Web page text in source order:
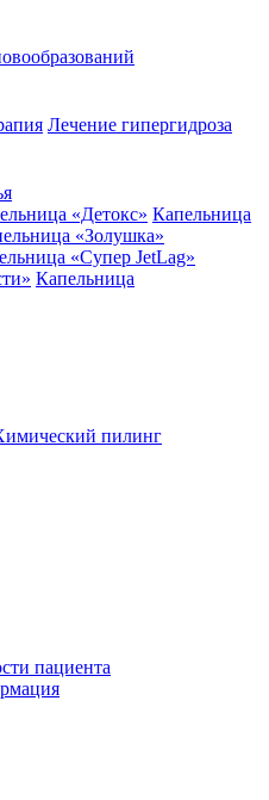
Лечение гипергидроза
«Детокс» Капельница
«Золушка»
«Супер JetLag»
Капельница
пилинг
пациента